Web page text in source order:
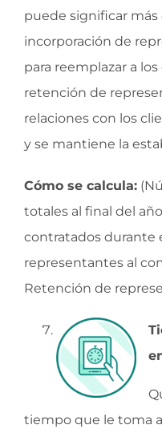
puede significar
incorporación de
para reemplazar a
retención de
relaciones con los
y se mantiene la
Cómo se calcula:
totales al final del
contratados durante
representantes al
Retención de
tiempo que le toma